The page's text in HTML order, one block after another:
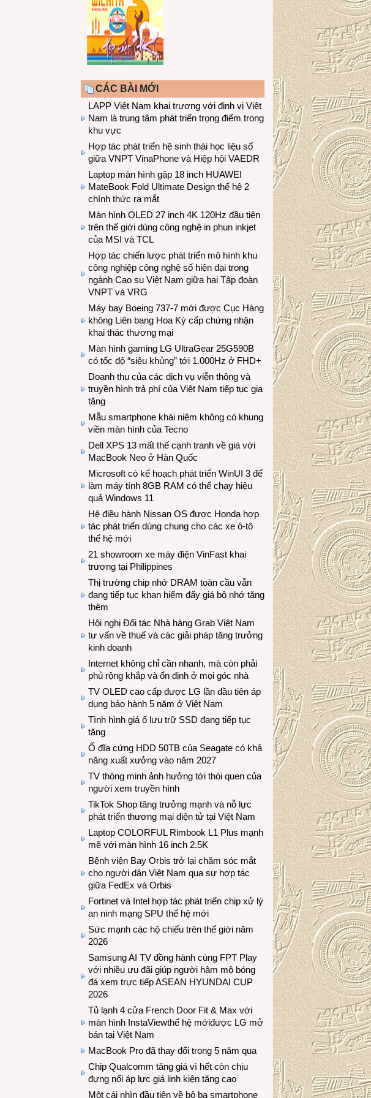
CÁC BÀI MỚI
LAPP Việt Nam khai trương với định vị Việt
Nam là trung tâm phát triển trọng điểm trong
khu vực
Hợp tác phát triển hệ sinh thái học liệu số
giữa VNPT VinaPhone và Hiệp hội VAEDR
Laptop màn hình gập 18 inch HUAWEI
MateBook Fold Ultimate Design thế hệ 2
chính thức ra mắt
Màn hình OLED 27 inch 4K 120Hz đầu tiên
trên thế giới dùng công nghệ in phun inkjet
của MSI và TCL
Hợp tác chiến lược phát triển mô hình khu
công nghiệp công nghệ số hiện đại trong
ngành Cao su Việt Nam giữa hai Tập đoàn
VNPT và VRG
Máy bay Boeing 737-7 mới được Cục Hàng
không Liên bang Hoa Kỳ cấp chứng nhận
khai thác thương mại
Màn hình gaming LG UltraGear 25G590B
có tốc độ “siêu khủng” tới 1.000Hz ở FHD+
Doanh thu của các dịch vụ viễn thông và
truyền hình trả phí của Việt Nam tiếp tục gia
tăng
Mẫu smartphone khái niệm không có khung
viền màn hình của Tecno
Dell XPS 13 mất thế cạnh tranh về giá với
MacBook Neo ở Hàn Quốc
Microsoft có kế hoạch phát triển WinUI 3 để
làm máy tính 8GB RAM có thể chạy hiệu
quả Windows 11
Hệ điều hành Nissan OS được Honda hợp
tác phát triển dùng chung cho các xe ô-tô
thế hệ mới
21 showroom xe máy điện VinFast khai
trương tại Philippines
Thị trường chip nhớ DRAM toàn cầu vẫn
đang tiếp tục khan hiếm đẩy giá bộ nhớ tăng
thêm
Hội nghị Đối tác Nhà hàng Grab Việt Nam
tư vấn về thuế và các giải pháp tăng trưởng
kinh doanh
Internet không chỉ cần nhanh, mà còn phải
phủ rộng khắp và ổn định ở mọi góc nhà
TV OLED cao cấp được LG lần đầu tiên áp
dụng bảo hành 5 năm ở Việt Nam
Tình hình giá ổ lưu trữ SSD đang tiếp tục
tăng
Ổ đĩa cứng HDD 50TB của Seagate có khả
năng xuất xưởng vào năm 2027
TV thông minh ảnh hưởng tới thói quen của
người xem truyền hình
TikTok Shop tăng trưởng mạnh và nỗ lực
phát triển thương mại điện tử tại Việt Nam
Laptop COLORFUL Rimbook L1 Plus mạnh
mẽ với màn hình 16 inch 2.5K
Bệnh viện Bay Orbis trở lại chăm sóc mắt
cho người dân Việt Nam qua sự hợp tác
giữa FedEx và Orbis
Fortinet và Intel hợp tác phát triển chip xử lý
an ninh mạng SPU thế hệ mới
Sức mạnh các hộ chiếu trên thế giới năm
2026
Samsung AI TV đồng hành cùng FPT Play
với nhiều ưu đãi giúp người hâm mộ bóng
đá xem trực tiếp ASEAN HYUNDAI CUP
2026
Tủ lạnh 4 cửa French Door Fit & Max với
màn hình InstaViewthế hệ mớiđược LG mở
bán tại Việt Nam
MacBook Pro đã thay đổi trong 5 năm qua
Chip Qualcomm tăng giá vì hết còn chịu
đựng nổi áp lực giá linh kiện tăng cao
Một cái nhìn đầu tiên về bộ ba smartphone